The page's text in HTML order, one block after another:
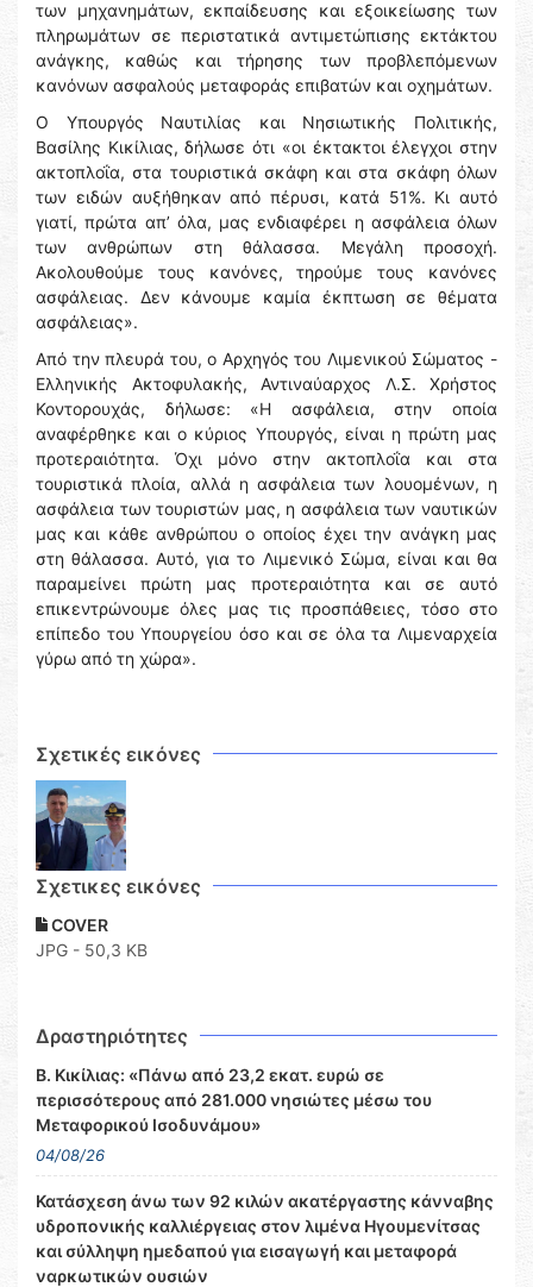
των μηχανημάτων, εκπαίδευσης και εξοικείωσης των
πληρωμάτων σε περιστατικά αντιμετώπισης εκτάκτου
ανάγκης, καθώς και τήρησης των προβλεπόμενων
κανόνων ασφαλούς μεταφοράς επιβατών και οχημάτων.
Ο Υπουργός Ναυτιλίας και Νησιωτικής Πολιτικής,
Βασίλης Κικίλιας, δήλωσε ότι «οι έκτακτοι έλεγχοι στην
ακτοπλοΐα, στα τουριστικά σκάφη και στα σκάφη όλων
των ειδών αυξήθηκαν από πέρυσι, κατά 51%. Κι αυτό
γιατί, πρώτα απ’ όλα, μας ενδιαφέρει η ασφάλεια όλων
των ανθρώπων στη θάλασσα. Μεγάλη προσοχή.
Ακολουθούμε τους κανόνες, τηρούμε τους κανόνες
ασφάλειας. Δεν κάνουμε καμία έκπτωση σε θέματα
ασφάλειας».
Από την πλευρά του, ο Αρχηγός του Λιμενικού Σώματος -
Ελληνικής Ακτοφυλακής, Αντιναύαρχος Λ.Σ. Χρήστος
Κοντορουχάς, δήλωσε: «Η ασφάλεια, στην οποία
αναφέρθηκε και ο κύριος Υπουργός, είναι η πρώτη μας
προτεραιότητα. Όχι μόνο στην ακτοπλοΐα και στα
τουριστικά πλοία, αλλά η ασφάλεια των λουομένων, η
ασφάλεια των τουριστών μας, η ασφάλεια των ναυτικών
μας και κάθε ανθρώπου ο οποίος έχει την ανάγκη μας
στη θάλασσα. Αυτό, για το Λιμενικό Σώμα, είναι και θα
παραμείνει πρώτη μας προτεραιότητα και σε αυτό
επικεντρώνουμε όλες μας τις προσπάθειες, τόσο στο
επίπεδο του Υπουργείου όσο και σε όλα τα Λιμεναρχεία
γύρω από τη χώρα».
Σχετικές εικόνες
Σχετικες εικόνες
COVER
JPG - 50,3 KB
Δραστηριότητες
Β. Κικίλιας: «Πάνω από 23,2 εκατ. ευρώ σε
περισσότερους από 281.000 νησιώτες μέσω του
Μεταφορικού Ισοδυνάμου»
04/08/26
Κατάσχεση άνω των 92 κιλών ακατέργαστης κάνναβης
υδροπονικής καλλιέργειας στον λιμένα Ηγουμενίτσας
και σύλληψη ημεδαπού για εισαγωγή και μεταφορά
ναρκωτικών ουσιών